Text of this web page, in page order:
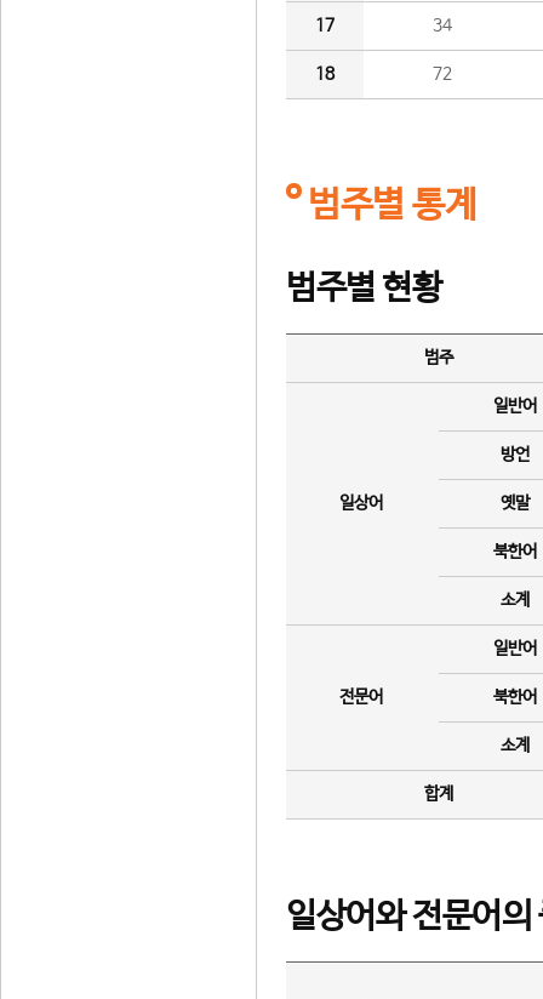
17 34
18 72
범주별 통계
범주별 현황
범주
일상어
일반어
방언
옛말
북한어
소계
전문어
일반어
북한어
소계
합계
일상어와 전문어의